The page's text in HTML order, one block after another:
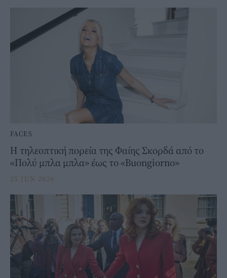
FACES
Η τηλεοπτική πορεία της Φαίης Σκορδά από το
«Πολύ μπλα μπλα» έως το «Buongiorno»
25 JUN 2026